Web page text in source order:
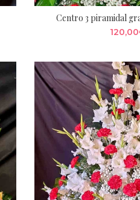
Centro 3 piramidal
120,00